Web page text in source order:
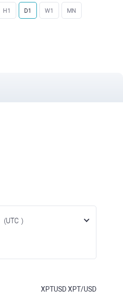
H1 D1 W1 MN
(UTC )
XPTUSDXPT/USD